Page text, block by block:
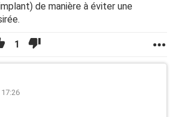
de manière à éviter une
1